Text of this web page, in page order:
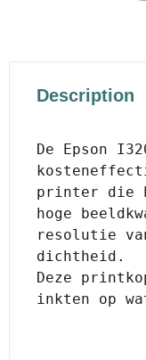
Description
De Epson
printer die
hoge
resolutie
dichtheid.
Deze
inkten op